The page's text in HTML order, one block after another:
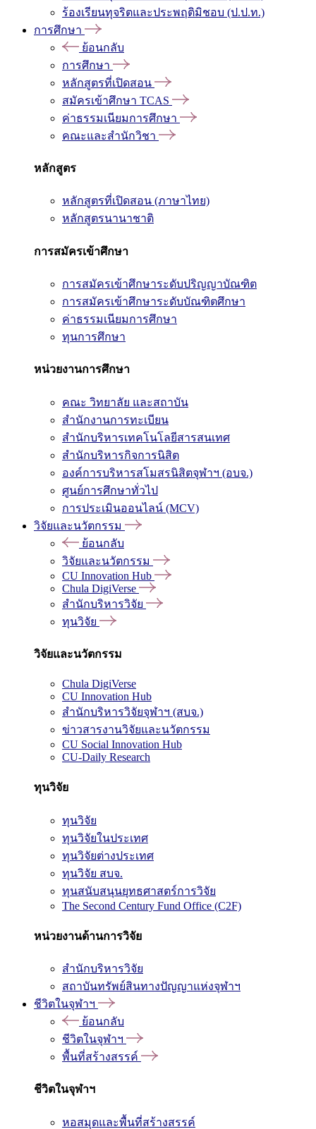
ร้องเรียนทุจริตและประพฤติมิชอบ (ป.ป.ท.)
การศึกษา
ย้อนกลับ
การศึกษา
หลักสูตรที่เปิดสอน
สมัครเข้าศึกษา TCAS
ค่าธรรมเนียมการศึกษา
คณะและสำนักวิชา
หลักสูตร
หลักสูตรที่เปิดสอน (ภาษาไทย)
หลักสูตรนานาชาติ
การสมัครเข้าศึกษา
การสมัครเข้าศึกษาระดับปริญญาบัณฑิต
การสมัครเข้าศึกษาระดับบัณฑิตศึกษา
ค่าธรรมเนียมการศึกษา
ทุนการศึกษา
หน่วยงานการศึกษา
คณะ วิทยาลัย และสถาบัน
สำนักงานการทะเบียน
สำนักบริหารเทคโนโลยีสารสนเทศ
สำนักบริหารกิจการนิสิต
องค์การบริหารสโมสรนิสิตจุฬาฯ (อบจ.)
ศูนย์การศึกษาทั่วไป
การประเมินออนไลน์ (MCV)
วิจัยและนวัตกรรม
ย้อนกลับ
วิจัยและนวัตกรรม
CU Innovation Hub
Chula DigiVerse
สำนักบริหารวิจัย
ทุนวิจัย
วิจัยและนวัตกรรม
Chula DigiVerse
CU Innovation Hub
สำนักบริหารวิจัยจุฬาฯ (สบจ.)
ข่าวสารงานวิจัยและนวัตกรรม
CU Social Innovation Hub
CU-Daily Research
ทุนวิจัย
ทุนวิจัย
ทุนวิจัยในประเทศ
ทุนวิจัยต่างประเทศ
ทุนวิจัย สบจ.
ทุนสนับสนุนยุทธศาสตร์การวิจัย
The Second Century Fund Office (C2F)
หน่วยงานด้านการวิจัย
สำนักบริหารวิจัย
สถาบันทรัพย์สินทางปัญญาแห่งจุฬาฯ
ชีวิตในจุฬาฯ
ย้อนกลับ
ชีวิตในจุฬาฯ
พื้นที่สร้างสรรค์
ชีวิตในจุฬาฯ
หอสมุดและพื้นที่สร้างสรรค์